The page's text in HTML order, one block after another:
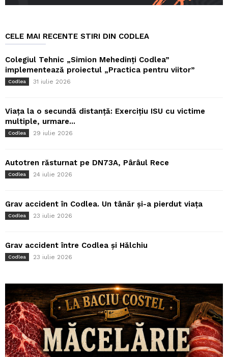
CELE MAI RECENTE STIRI DIN CODLEA
Colegiul Tehnic „Simion Mehedinți Codlea”
implementează proiectul „Practica pentru viitor”
Codlea 31 iulie 2026
Viața la o secundă distanță: Exercițiu ISU cu victime
multiple, urmare...
Codlea 29 iulie 2026
Autotren răsturnat pe DN73A, Pârâul Rece
Codlea 24 iulie 2026
Grav accident în Codlea. Un tânăr și-a pierdut viața
Codlea 23 iulie 2026
Grav accident între Codlea și Hălchiu
Codlea 23 iulie 2026